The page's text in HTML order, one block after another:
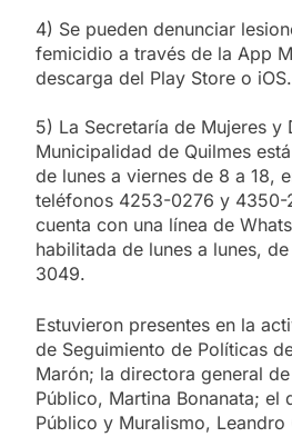
4) Se pueden denunciar
femicidio a través de la App
descarga del Play Store o iOS.
5) La Secretaría de Mujeres y
Municipalidad de Quilmes
de lunes a viernes de 8 a 18,
teléfonos 4253-0276 y 4350-
cuenta con una línea de
habilitada de lunes a lunes,
3049.
Estuvieron presentes en la
de Seguimiento de Políticas
Marón; la directora general
Público, Martina Bonanata; el
Público y Muralismo,